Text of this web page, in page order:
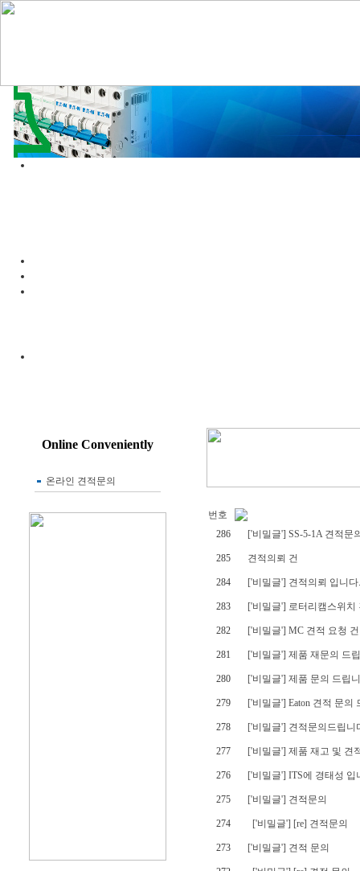
온라인 견적문의
번호
286
['비밀글'] SS-5-1A 견적문
285 견적의뢰 건
284 ['비밀글'] 견적의뢰 입니다.
283 ['비밀글'] 로터리캠스위치
282 ['비밀글'] MC 견적 요청 건
281 ['비밀글'] 제품 재문의 드
280 ['비밀글'] 제품 문의 드립
279 ['비밀글'] Eaton 견적 문의
278 ['비밀글'] 견적문의드립니
277 ['비밀글'] 제품 재고 및 견
276 ['비밀글'] ITS에 경태성 입
275 ['비밀글'] 견적문의
274 ['비밀글'] [re] 견적문의
273 ['비밀글'] 견적 문의